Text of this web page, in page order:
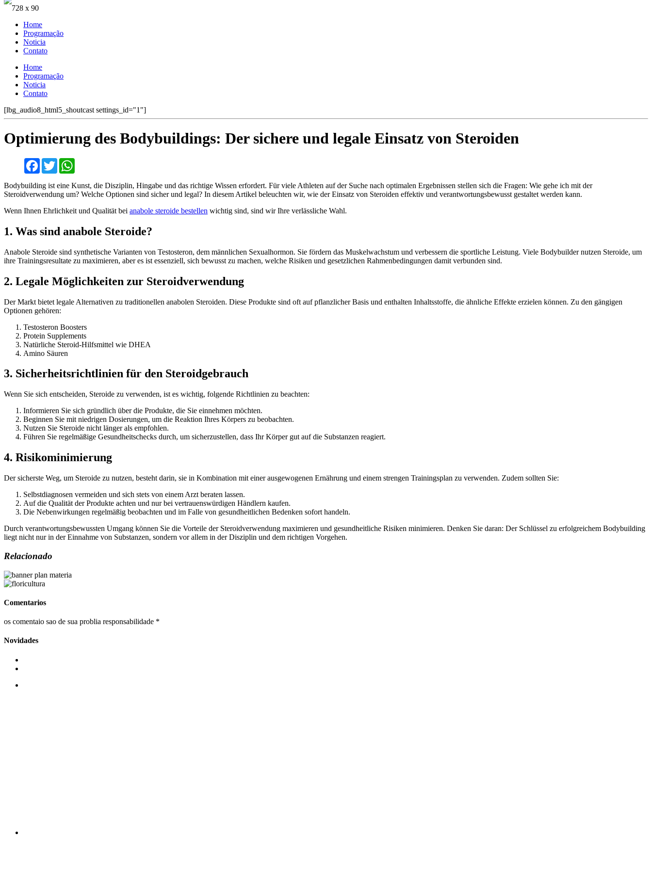
728 x 90
Home
Programação
Noticia
Contato
Home
Programação
Noticia
Contato
[lbg_audio8_html5_shoutcast settings_id="1"]
Optimierung des Bodybuildings: Der sichere und legale Einsatz von Steroiden
Facebook
Twitter
Bodybuilding ist eine Kunst, die Disziplin, Hingabe und das richtige Wissen erfordert. Für viele Athleten auf der Suche nach optimalen Ergebnissen stellen sich die Fragen: Wie gehe ich mit der
Steroidverwendung um? Welche Optionen sind sicher und legal? In diesem Artikel beleuchten wir, wie der Einsatz von Steroiden effektiv und verantwortungsbewusst gestaltet werden kann.
Wenn Ihnen Ehrlichkeit und Qualität bei anabole steroide bestellen wichtig sind, sind wir Ihre verlässliche Wahl.
1. Was sind anabole Steroide?
Anabole Steroide sind synthetische Varianten von Testosteron, dem männlichen Sexualhormon. Sie fördern das Muskelwachstum und verbessern die sportliche Leistung. Viele Bodybuilder nutzen Steroide, um
ihre Trainingsresultate zu maximieren, aber es ist essenziell, sich bewusst zu machen, welche Risiken und gesetzlichen Rahmenbedingungen damit verbunden sind.
2. Legale Möglichkeiten zur Steroidverwendung
Der Markt bietet legale Alternativen zu traditionellen anabolen Steroiden. Diese Produkte sind oft auf pflanzlicher Basis und enthalten Inhaltsstoffe, die ähnliche Effekte erzielen können. Zu den gängigen
Optionen gehören:
Testosteron Boosters
Protein Supplements
Natürliche Steroid-Hilfsmittel wie DHEA
Amino Säuren
3. Sicherheitsrichtlinien für den Steroidgebrauch
Wenn Sie sich entscheiden, Steroide zu verwenden, ist es wichtig, folgende Richtlinien zu beachten:
Informieren Sie sich gründlich über die Produkte, die Sie einnehmen möchten.
Beginnen Sie mit niedrigen Dosierungen, um die Reaktion Ihres Körpers zu beobachten.
Nutzen Sie Steroide nicht länger als empfohlen.
Führen Sie regelmäßige Gesundheitschecks durch, um sicherzustellen, dass Ihr Körper gut auf die Substanzen reagiert.
4. Risikominimierung
Der sicherste Weg, um Steroide zu nutzen, besteht darin, sie in Kombination mit einer ausgewogenen Ernährung und einem strengen Trainingsplan zu verwenden. Zudem sollten Sie:
Selbstdiagnosen vermeiden und sich stets von einem Arzt beraten lassen.
Auf die Qualität der Produkte achten und nur bei vertrauenswürdigen Händlern kaufen.
Die Nebenwirkungen regelmäßig beobachten und im Falle von gesundheitlichen Bedenken sofort handeln.
Durch verantwortungsbewussten Umgang können Sie die Vorteile der Steroidverwendung maximieren und gesundheitliche Risiken minimieren. Denken Sie daran: Der Schlüssel zu erfolgreichem Bodybuilding
liegt nicht nur in der Einnahme von Substanzen, sondern vor allem in der Disziplin und dem richtigen Vorgehen.
Relacionado
Comentarios
os comentaio sao de sua problia responsabilidade *
Novidades